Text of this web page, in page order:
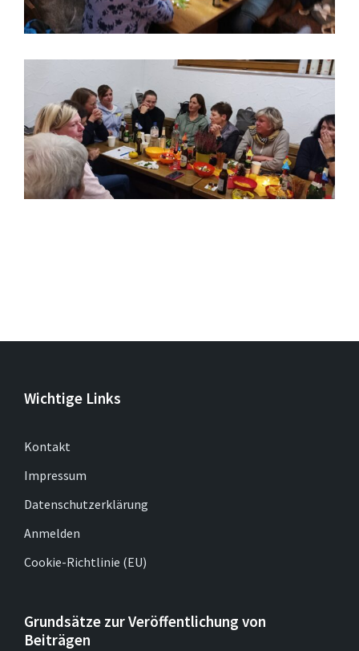
Wichtige Links
Kontakt
Impressum
Datenschutzerklärung
Anmelden
Cookie-Richtlinie (EU)
Grundsätze zur Veröffentlichung von
Beiträgen